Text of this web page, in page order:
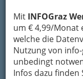
Mit INFOGraz
um € 4,99/Monat
welche die
Nutzung von
unbedingt
Infos dazu finden
Mein Betreff
Meine Nachricht